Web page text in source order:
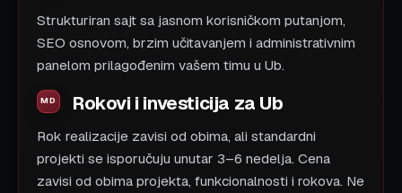
Strukturiran sajt sa jasnom korisničkom putanjom,
SEO osnovom, brzim učitavanjem i administrativnim
panelom prilagođenim vašem timu u Ub.
Rokovi i investicija za Ub
Rok realizacije zavisi od obima, ali standardni
projekti se isporučuju unutar 3–6 nedelja. Cena
zavisi od obima projekta, funkcionalnosti i rokova. Ne